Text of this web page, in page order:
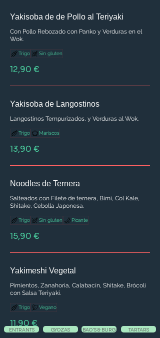
Yakisoba de de Pollo al Teriyaki
Con Pollo Rebozado con Panko y Verduras en el
Wok.
12,90 €
Trigo Sin gluten
Yakisoba de Langostinos
Langostinos Tempurizados, y Verduras al Wok.
13,90 €
Trigo Mariscos
Noodles de Ternera
Salteados con Filete de ternera, Bimi, Col Kale,
Shitake, Cebolla Japonesa.
15,90 €
Trigo Sin gluten Picante
Yakimeshi Vegetal
Pimientos, Zanahoria, Calabacín, Shitake, Brócoli
con Salsa Teriyaki.
11,90 €
Trigo Vegano
ENTRANTS GYOZAS BAO'S & BURG TARTARS